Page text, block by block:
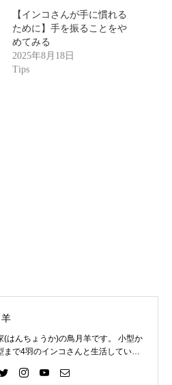
【インコさんが手に慣れる
ために】手を振ることをや
めてみる
2025年8月18日
Tips
(はんちょうか)の鳥月羊です。 小型か
まで4羽のインコさんと生活していま
とを経験してきました。 そしてそれを